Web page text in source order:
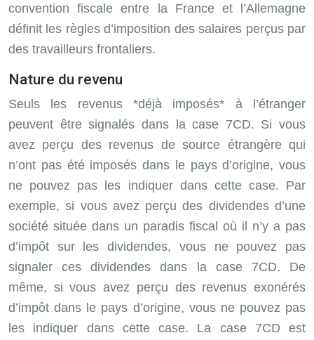
convention fiscale entre la France et l’Allemagne
définit les règles d’imposition des salaires perçus par
des travailleurs frontaliers.
Nature du revenu
Seuls les revenus *déjà imposés* à l’étranger
peuvent être signalés dans la case 7CD. Si vous
avez perçu des revenus de source étrangère qui
n’ont pas été imposés dans le pays d’origine, vous
ne pouvez pas les indiquer dans cette case. Par
exemple, si vous avez perçu des dividendes d’une
société située dans un paradis fiscal où il n’y a pas
d’impôt sur les dividendes, vous ne pouvez pas
signaler ces dividendes dans la case 7CD. De
même, si vous avez perçu des revenus exonérés
d’impôt dans le pays d’origine, vous ne pouvez pas
les indiquer dans cette case. La case 7CD est